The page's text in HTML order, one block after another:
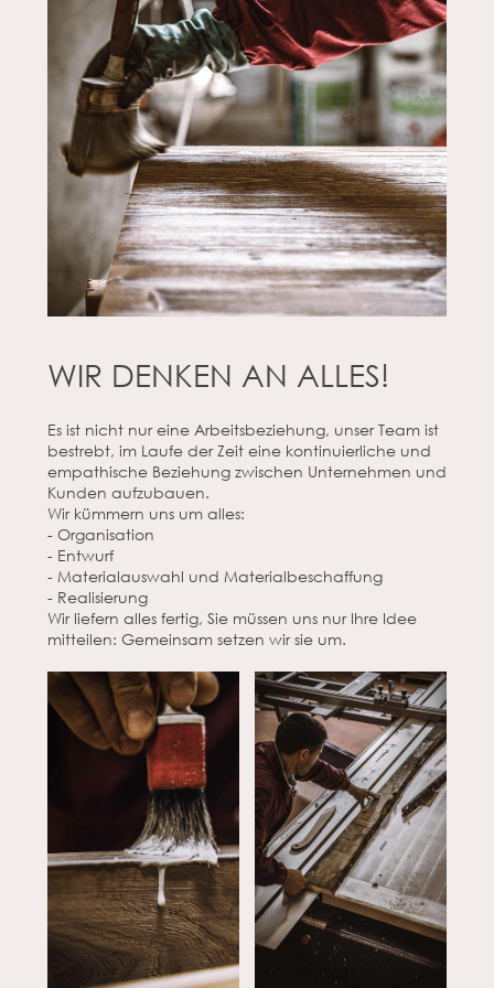
WIR DENKEN AN ALLES!
Es ist nicht nur eine Arbeitsbeziehung, unser Team ist
bestrebt, im Laufe der Zeit eine kontinuierliche und
empathische Beziehung zwischen Unternehmen und
Kunden aufzubauen.
Wir kümmern uns um alles:
- Organisation
- Entwurf
- Materialauswahl und Materialbeschaffung
- Realisierung
Wir liefern alles fertig, Sie müssen uns nur Ihre Idee
mitteilen: Gemeinsam setzen wir sie um.